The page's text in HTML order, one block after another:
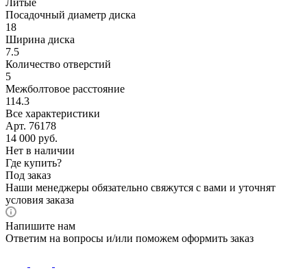
Посадочный диаметр диска
18
Ширина диска
7.5
Количество отверстий
5
Межболтовое расстояние
114.3
Все характеристики
Арт. 76178
14 000 руб.
Нет в наличии
Где купить?
Под заказ
Наши менеджеры обязательно свяжутся с вами и уточнят
условия заказа
Напишите нам
Ответим на вопросы и/или поможем оформить заказ